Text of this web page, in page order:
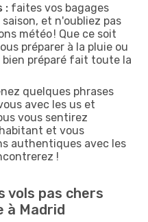
: faites vos bagages
et n'oubliez pas
météo ! Que ce soit
préparer à la pluie ou
préparé fait toute la
quelques phrases
avec les us et
vous sentirez
et vous
authentiques avec les
!
vols pas chers
à Madrid